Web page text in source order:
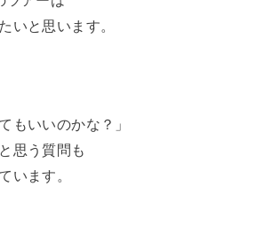
いと思います。
もいいのかな？」
思う質問も
います。